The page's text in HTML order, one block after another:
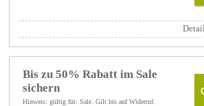
Bis zu 50% Rabatt im Sale
sichern
Hinweis: gültig für: Sale. Gilt bis auf Widerruf.